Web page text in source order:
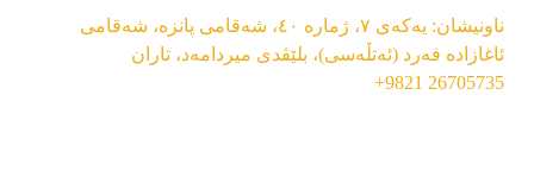
ناونیشان: یەکەی ٧، ژمارە ٤٠، شەقامی پانزە، شەقامی
ئاغازادە فەرد (ئەتڵەسی)، بلێڤدی میردامەد، تاران
26705735 9821+